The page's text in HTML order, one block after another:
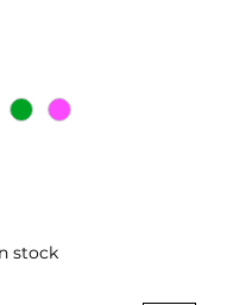
stock